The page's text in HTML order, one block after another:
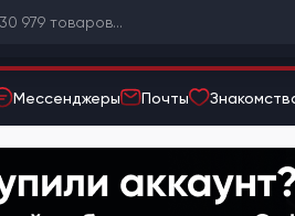
Мессенджеры Почты